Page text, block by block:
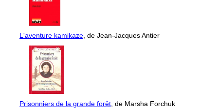
L'aventure kamikaze , de Jean-Jacques Antier
Prisonniers de la grande forêt , de Marsha Forchuk